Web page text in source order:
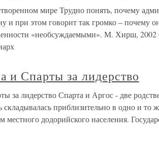
мире Трудно понять, почему
и при этом говорит так громко – почему
«необсуждаемыми». М. Хирш, 2002
и Спарты за лидерство
за лидерство Спарта и Аргос - две
складывалась приблизительно в одно и
местного додорийского населения.